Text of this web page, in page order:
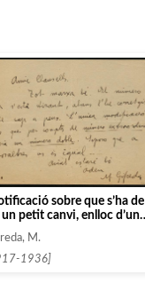
sobre que s’ha de
petit canvi, enlloc d’un
doble»]
M.
1936]